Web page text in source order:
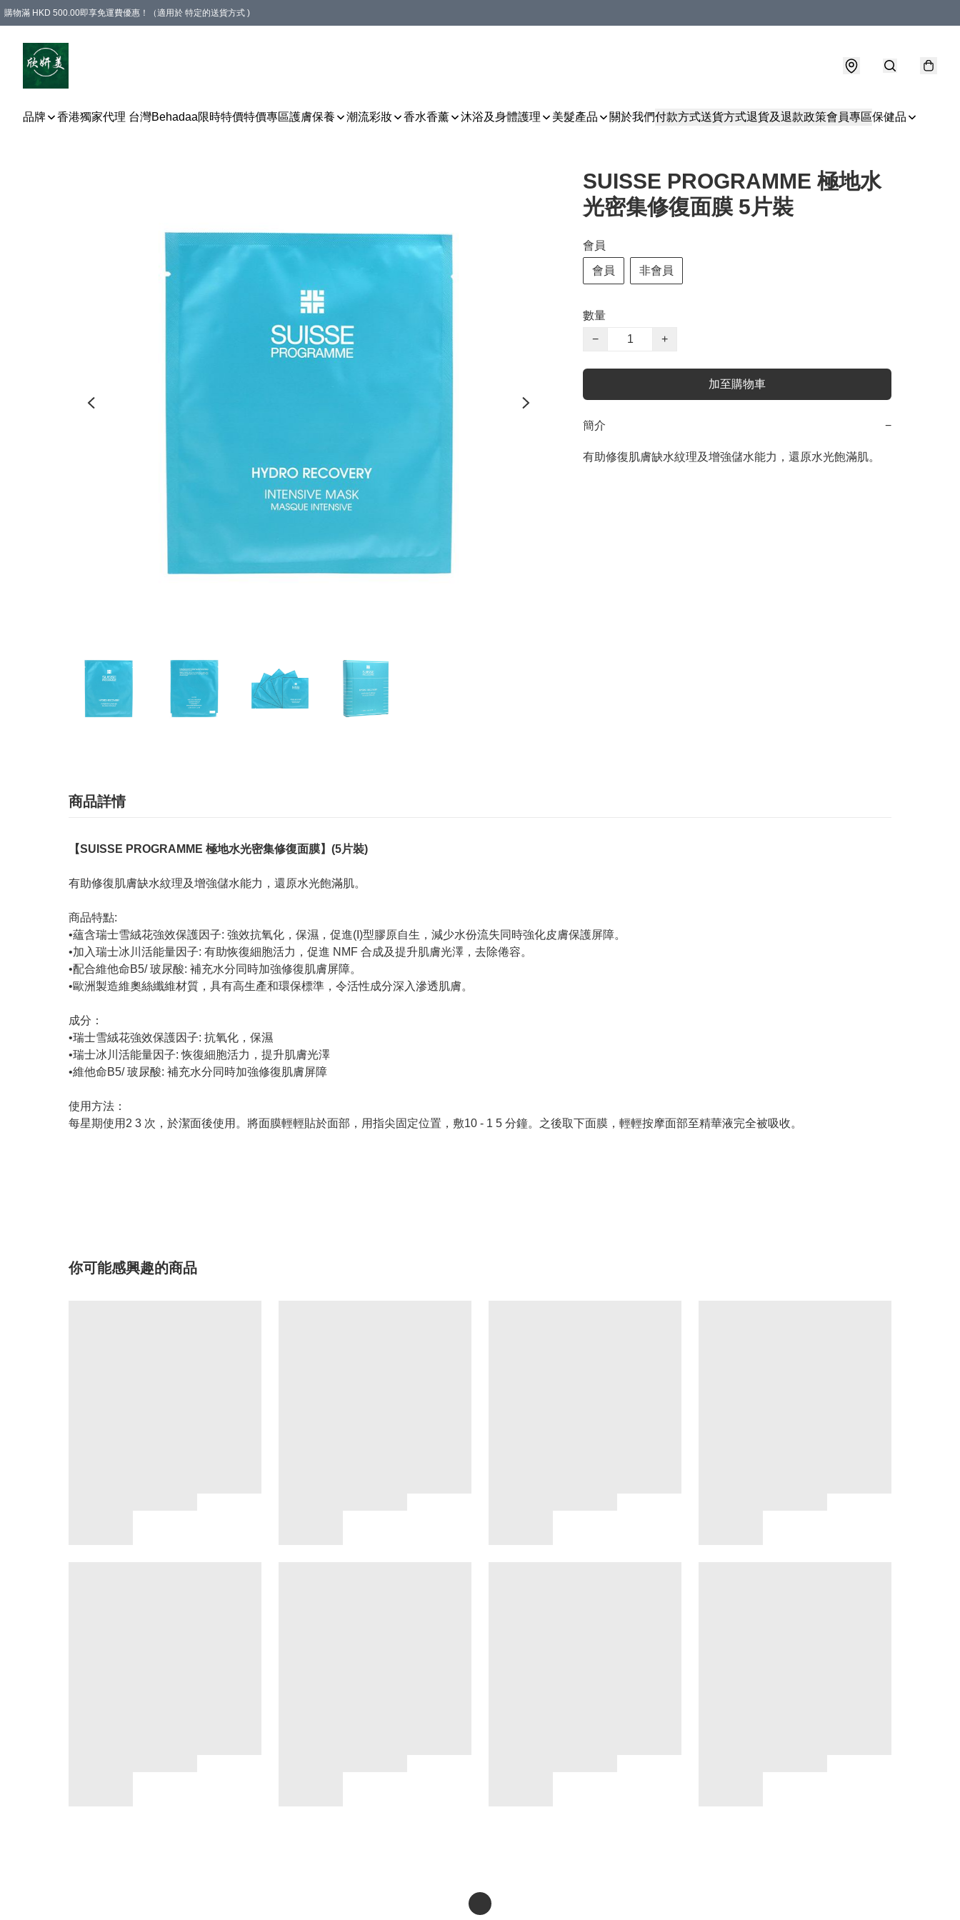
購物滿 HKD 500.00即享免運費優惠！（適用於 特定的送貨方式 )
品牌 香港獨家代理 台灣Behadaa限時特價特價專區護膚保養 潮流彩妝 香水香薰 沐浴及身體護理 美髮產品 關於我們付款方式送貨方式退貨及退款政策會員專區保健品
SUISSE PROGRAMME 極地水
光密集修復面膜 5片裝
會員
會員 非會員
數量
−
+
加至購物車
簡介 −
有助修復肌膚缺水紋理及增強儲水能力，還原水光飽滿肌。
商品詳情
【SUISSE PROGRAMME 極地水光密集修復面膜】(5片裝)
有助修復肌膚缺水紋理及增強儲水能力，還原水光飽滿肌。
商品特點:
•蘊含瑞士雪絨花強效保護因子: 強效抗氧化，保濕，促進(I)型膠原自生，減少水份流失同時強化皮膚保護屏障。
•加入瑞士冰川活能量因子: 有助恢復細胞活力，促進 NMF 合成及提升肌膚光澤，去除倦容。
•配合維他命B5/ 玻尿酸: 補充水分同時加強修復肌膚屏障。
•歐洲製造維奧絲纖維材質，具有高生產和環保標準，令活性成分深入滲透肌膚。
成分：
•瑞士雪絨花強效保護因子: 抗氧化，保濕
•瑞士冰川活能量因子: 恢復細胞活力，提升肌膚光澤
•維他命B5/ 玻尿酸: 補充水分同時加強修復肌膚屏障
使用方法：
每星期使用2 3 次，於潔面後使用。將面膜輕輕貼於面部，用指尖固定位置，敷10 - 1 5 分鐘。之後取下面膜，輕輕按摩面部至精華液完全被吸收。
你可能感興趣的商品